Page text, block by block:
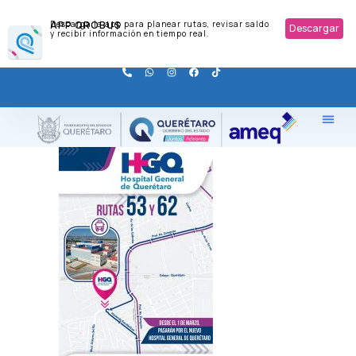
APP QROBUS
Descarga la app para planear rutas, revisar saldo
y recibir información en tiempo real.
Descargar